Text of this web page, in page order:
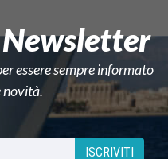
essere sempre informato
novità.
ISCRIVITI